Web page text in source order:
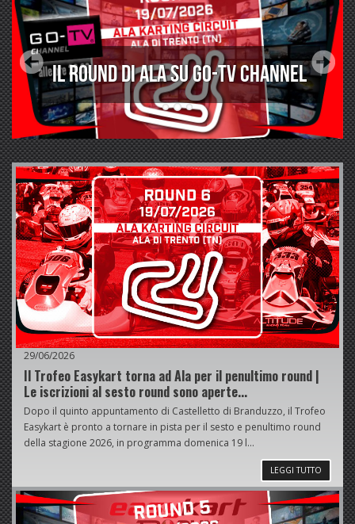
Il round di Ala su GO-TV Channel
29/06/2026
Il Trofeo Easykart torna ad Ala per il penultimo round |
Le iscrizioni al sesto round sono aperte...
Dopo il quinto appuntamento di Castelletto di Branduzzo, il Trofeo
Easykart è pronto a tornare in pista per il sesto e penultimo round
della stagione 2026, in programma domenica 19 l...
LEGGI TUTTO